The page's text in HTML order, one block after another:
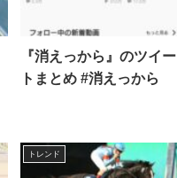
『消えっから』のツイー
トまとめ #消えっから
トレンド